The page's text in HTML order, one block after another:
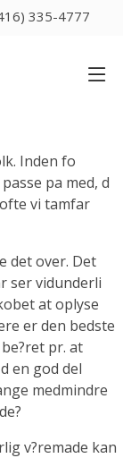
335-4777
Inden fo
pa med, d
vi tamfar
det over. Det
ser vidunderli
at oplyse
er den bedste
pr. at
en god del
medmindre
v?remade kan